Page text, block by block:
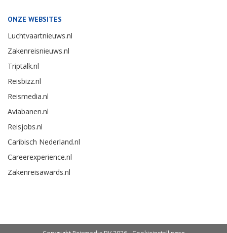
ONZE WEBSITES
Luchtvaartnieuws.nl
Zakenreisnieuws.nl
Triptalk.nl
Reisbizz.nl
Reismedia.nl
Aviabanen.nl
Reisjobs.nl
Caribisch Nederland.nl
Careerexperience.nl
Zakenreisawards.nl